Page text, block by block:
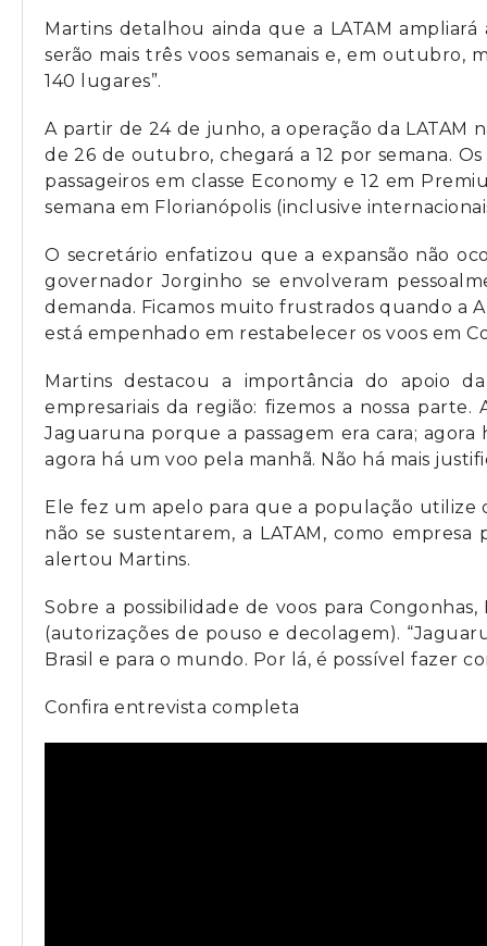
Martins detalhou ainda que a LATAM
serão mais três voos semanais e, em outubro,
140 lugares”.
A partir de 24 de junho, a operação da LATAM
de 26 de outubro, chegará a 12 por semana.
passageiros em classe Economy e 12 em
semana em Florianópolis (inclusive
O secretário enfatizou que a expansão não
governador Jorginho se envolveram
demanda. Ficamos muito frustrados quando a
está empenhado em restabelecer os voos em
Martins destacou a importância do apoio
empresariais da região: fizemos a nossa
Jaguaruna porque a passagem era cara;
agora há um voo pela manhã. Não há mais
Ele fez um apelo para que a população utilize
não se sustentarem, a LATAM, como
alertou Martins.
Sobre a possibilidade de voos para
(autorizações de pouso e decolagem).
Brasil e para o mundo. Por lá, é possível fazer
Confira entrevista completa